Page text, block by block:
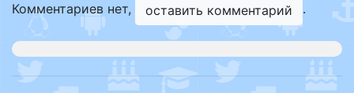
Комментариев нет, оставить комментарий .